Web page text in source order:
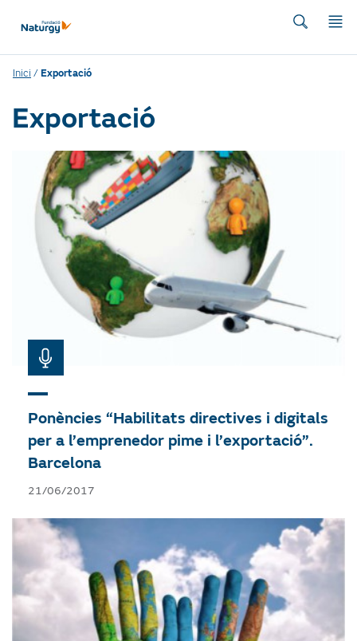
Inici /Exportació
Exportació
Ponències “Habilitats directives i digitals
per a l’emprenedor pime i l’exportació”.
Barcelona
21/06/2017